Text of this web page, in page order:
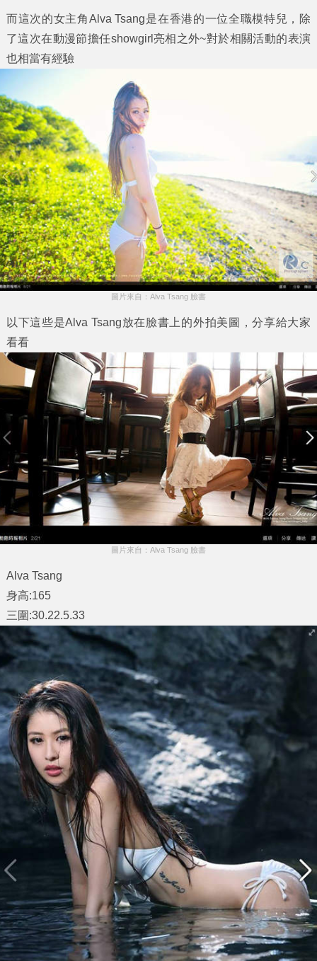
而這次的女主角Alva Tsang是在香港的一位全職模特兒，除
了這次在動漫節擔任showgirl亮相之外~對於相關活動的表演
也相當有經驗
圖片來自：Alva Tsang 臉書
以下這些是Alva Tsang放在臉書上的外拍美圖，分享給大家
看看
圖片來自：Alva Tsang 臉書
Alva Tsang
身高:165
三圍:30.22.5.33